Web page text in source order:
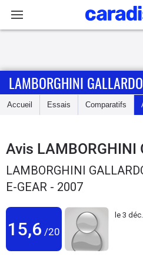
Accueil
Essais
Guide
d'achat
Utilitaires
LAMBORGHINI GALLARDO
Accueil Essais Comparatifs
Avis LAMBORGHINI
LAMBORGHINI
E-GEAR - 2007
15,6 /20
le 3